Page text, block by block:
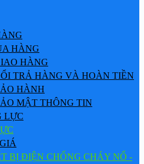
HÀNG
HÀNG
TRẢ HÀNG VÀ HOÀN TIỀN
HÀNH
MẬT THÔNG TIN
LỰC
BỊ ĐIỆN CHỐNG CHÁY NỔ -